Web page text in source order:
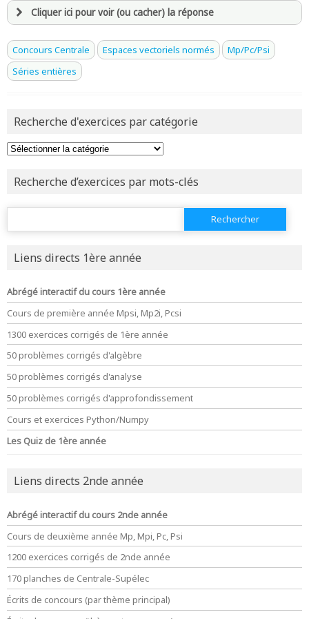
Cliquer ici pour voir (ou cacher) la réponse
avoirune souscription active sur mathprepa
et êtreconnecté au site
ou testerla page d'extraits libres
Concours Centrale Espaces vectoriels normés
Mp/Pc/Psi
Séries entières
Recherche d'exercices par catégorie
Recherche d’exercices par mots-clés
Rechercher :
Liens directs 1ère année
Abrégé interactif du cours 1ère année
Cours de première année Mpsi, Mp2i, Pcsi
1300 exercices corrigés de 1ère année
50 problèmes corrigés d'algèbre
50 problèmes corrigés d'analyse
50 problèmes corrigés d'approfondissement
Cours et exercices Python/Numpy
Les Quiz de 1ère année
Liens directs 2nde année
Abrégé interactif du cours 2nde année
Cours de deuxième année Mp, Mpi, Pc, Psi
1200 exercices corrigés de 2nde année
170 planches de Centrale-Supélec
Écrits de concours (par thème principal)